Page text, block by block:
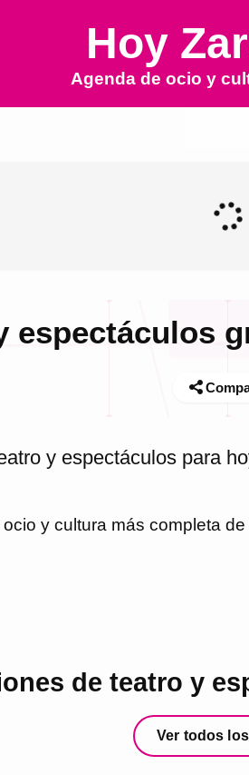
Hoy
Agenda de ocio y
espectáculos
y espectáculos para
y cultura más completa de
de teatro y
Ver todos